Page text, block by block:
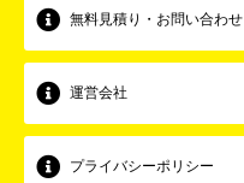
無料見積り・お問い合わせ
運営会社
プライバシーポリシー